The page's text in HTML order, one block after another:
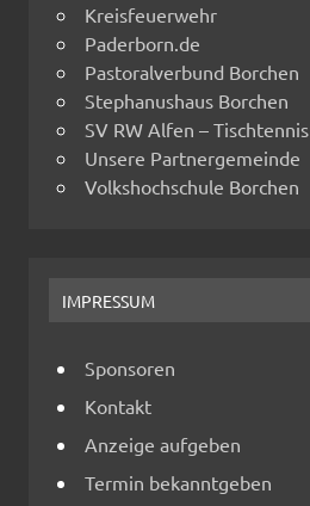
Kreisfeuerwehr
Paderborn.de
Pastoralverbund Borchen
Stephanushaus Borchen
SV RW Alfen – Tischtennis
Unsere Partnergemeinde
Volkshochschule Borchen
IMPRESSUM
Sponsoren
Kontakt
Anzeige aufgeben
Termin bekanntgeben